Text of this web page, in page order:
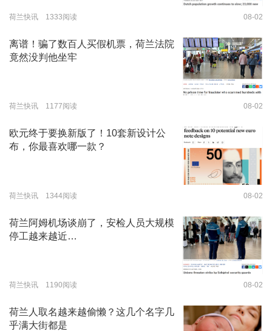
荷兰快讯 1333阅读 08-02
离谱！骗了数百人买假机票，荷兰法院
竟然没判他坐牢
荷兰快讯 1177阅读 08-02
欧元终于要换新版了！10套新设计公
布，你最喜欢哪一款？
荷兰快讯 1344阅读 08-02
荷兰阿姆机场谈崩了，安检人员大规模
停工越来越近…
荷兰快讯 1190阅读 08-02
荷兰人取名越来越偷懒？这几个名字几
乎满大街都是